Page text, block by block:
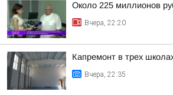
Около 225 миллионов
Вчера, 22:20
Капремонт в трех
Вчера, 22:35